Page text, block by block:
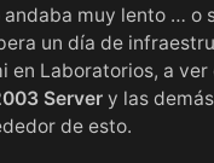
muy lento … o
un día de
en Laboratorios, a ver
Server y las
de esto.